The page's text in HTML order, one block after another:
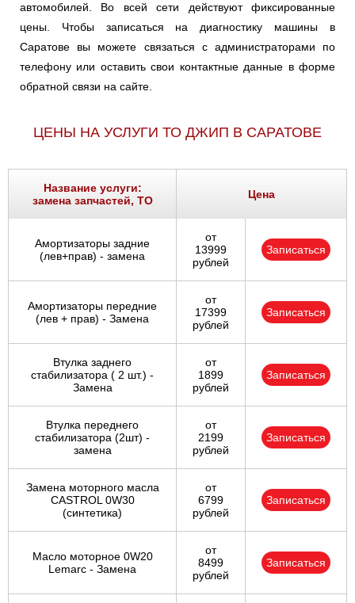
автомобилей. Во всей сети действуют фиксированные
цены. Чтобы записаться на диагностику машины в
Саратове вы можете связаться с администраторами по
телефону или оставить свои контактные данные в форме
обратной связи на сайте.
ЦЕНЫ НА УСЛУГИ ТО ДЖИП В САРАТОВЕ
Название услуги:
замена запчастей, ТО
Цена
Амортизаторы задние
(лев+прав) - замена
от
13999
рублей
Записаться
Амортизаторы передние
(лев + прав) - Замена
от
17399
рублей
Записаться
Втулка заднего
стабилизатора ( 2 шт.) -
Замена
от
1899
рублей
Записаться
Втулка переднего
стабилизатора (2шт) -
замена
от
2199
рублей
Записаться
Замена моторного масла
CASTROL 0W30
(синтетика)
от
6799
рублей
Записаться
Масло моторное 0W20
Lemarc - Замена
от
8499
рублей
Записаться